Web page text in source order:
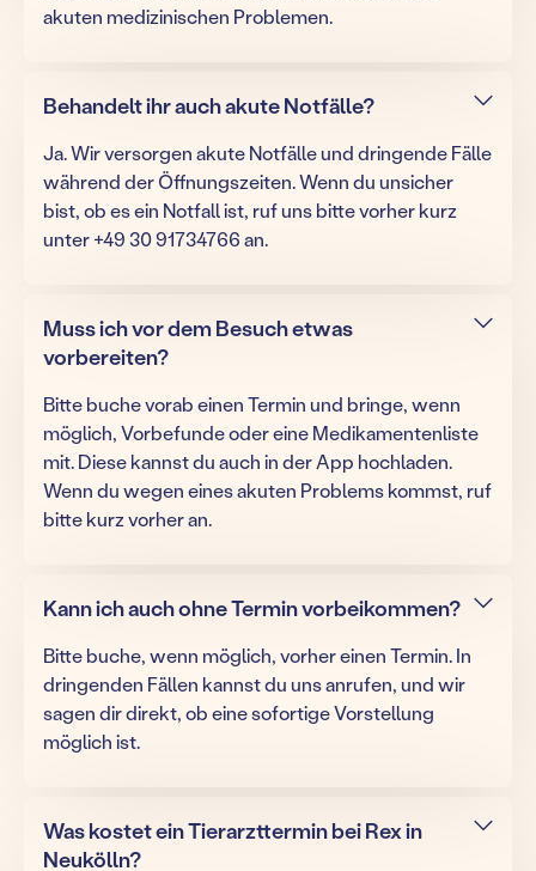
akuten medizinischen Problemen.
Behandelt ihr auch akute Notfälle?
Ja. Wir versorgen akute Notfälle und dringende Fälle
während der Öffnungszeiten. Wenn du unsicher
bist, ob es ein Notfall ist, ruf uns bitte vorher kurz
unter +49 30 91734766 an.
Muss ich vor dem Besuch etwas
vorbereiten?
Bitte buche vorab einen Termin und bringe, wenn
möglich, Vorbefunde oder eine Medikamentenliste
mit. Diese kannst du auch in der App hochladen.
Wenn du wegen eines akuten Problems kommst, ruf
bitte kurz vorher an.
Kann ich auch ohne Termin vorbeikommen?
Bitte buche, wenn möglich, vorher einen Termin. In
dringenden Fällen kannst du uns anrufen, und wir
sagen dir direkt, ob eine sofortige Vorstellung
möglich ist.
Was kostet ein Tierarzttermin bei Rex in
Neukölln?